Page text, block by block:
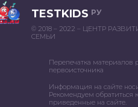
TESTKIDS РУ
© 2018 – 2022 – ЦЕНТР
СЕМЬИ
Перепечатка материалов
первоисточника
Информация на сайте
Рекомендуем обратиться
приведенные на сайте.